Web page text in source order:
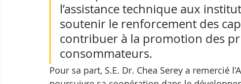
l’assistance technique aux
soutenir le renforcement des
contribuer à la promotion des
consommateurs.
Pour sa part, S.E. Dr. Chea Serey a remercié